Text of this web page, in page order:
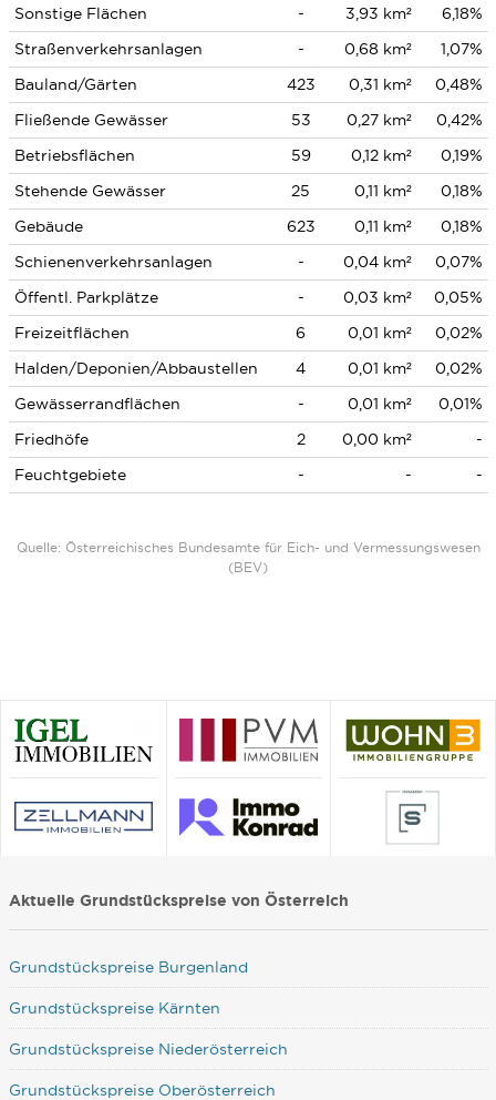
Sonstige Flächen - 3,93 km²
6,18%
Straßenverkehrsanlagen
- 0,68 km²
1,07%
Bauland/Gärten
423 0,31 km²
0,48%
Fließende Gewässer
53 0,27 km²
0,42%
Betriebsflächen
59 0,12 km²
0,19%
Stehende Gewässer
25 0,11 km²
0,18%
Gebäude
623 0,11 km²
0,18%
Schienenverkehrsanlagen
- 0,04 km²
0,07%
Öffentl. Parkplätze
- 0,03 km²
0,05%
Freizeitflächen
6 0,01 km²
0,02%
Halden/Deponien/Abbaustellen
4 0,01 km²
0,02%
Gewässerrandflächen
- 0,01 km²
0,01%
Friedhöfe
2 0,00 km²
-
Feuchtgebiete
- - -
Quelle: Österreichisches Bundesamte für Eich- und Vermessungswesen
(BEV)
Aktuelle Grundstückspreise von Österreich
Grundstückspreise Burgenland
Grundstückspreise Kärnten
Grundstückspreise Niederösterreich
Grundstückspreise Oberösterreich